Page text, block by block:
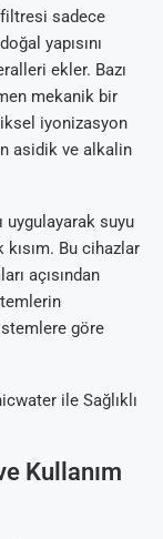
sadece
yapısını
ekler. Bazı
mekanik bir
iyonizasyon
asidik ve alkalin
uygulayarak suyu
Bu cihazlar
açısından
göre
ile Sağlıklı
Kullanım